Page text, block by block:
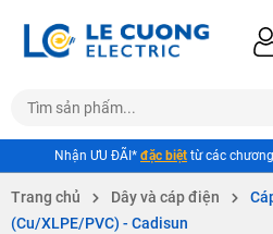
Nhận ƯU ĐÃI* đặc biệt từ các
Trang chủ Dây và cáp điện
(Cu/XLPE/PVC) - Cadisun